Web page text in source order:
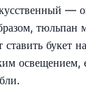
—
тюльпан
букет
освещением,